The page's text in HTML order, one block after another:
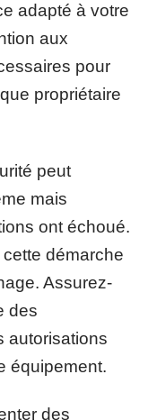
adapté à votre
aux
pour
propriétaire
peut
mais
ont échoué.
cette démarche
Assurez-
des
autorisations
équipement.
des